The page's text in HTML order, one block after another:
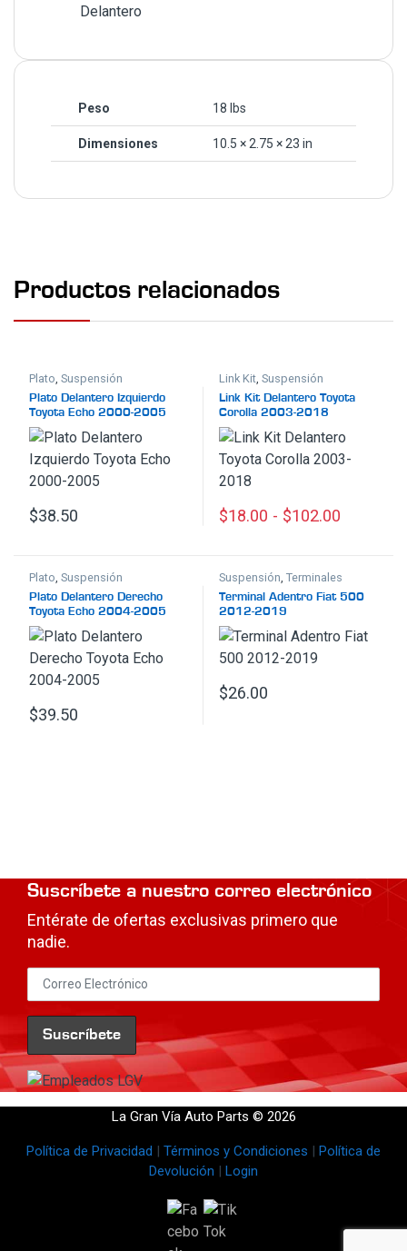
Delantero
Peso 18 lbs
Dimensiones 10.5 × 2.75 × 23 in
Productos relacionados
Plato,Suspensión
Plato Delantero Izquierdo
Toyota Echo 2000-2005
$38.50
Link Kit,Suspensión
Link Kit Delantero Toyota
Corolla 2003-2018
$18.00 - $102.00
Plato,Suspensión
Plato Delantero Derecho
Toyota Echo 2004-2005
$39.50
Suspensión,Terminales
Terminal Adentro Fiat 500
2012-2019
$26.00
Suscríbete a nuestro correo electrónico
Entérate de ofertas exclusivas primero que
nadie.
La Gran Vía Auto Parts © 2026
Política de Privacidad | Términos y Condiciones | Política de
Devolución | Login